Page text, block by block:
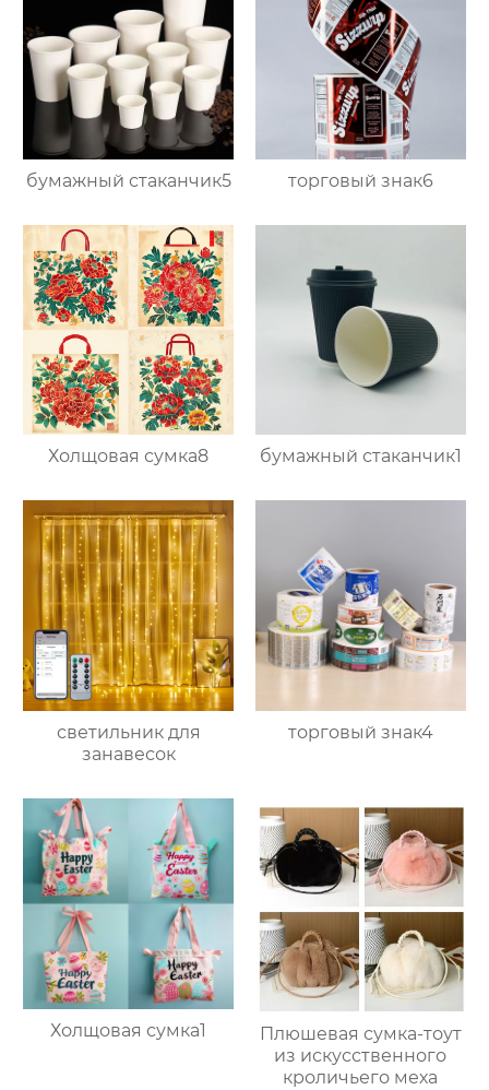
бумажный стаканчик5 торговый знак6
Холщовая сумка8 бумажный стаканчик1
светильник для
занавесок
торговый знак4
Холщовая сумка1
Плюшевая сумка-тоут
из искусственного
кроличьего меха